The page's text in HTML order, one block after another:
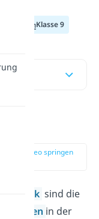
Klasse 9
im Video springen
Dramatik sind die
in der